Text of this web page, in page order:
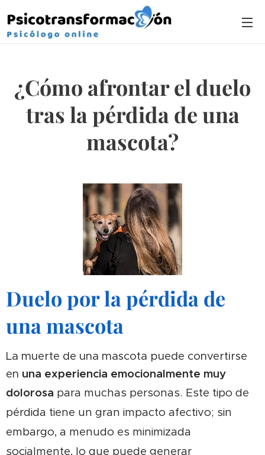
¿Cómo afrontar el duelo
tras la pérdida de una
mascota?
Duelo por la pérdida de
una mascota
La muerte de una mascota puede convertirse
en una experiencia emocionalmente muy
dolorosa para muchas personas. Este tipo de
pérdida tiene un gran impacto afectivo; sin
embargo, a menudo es minimizada
socialmente, lo que puede generar